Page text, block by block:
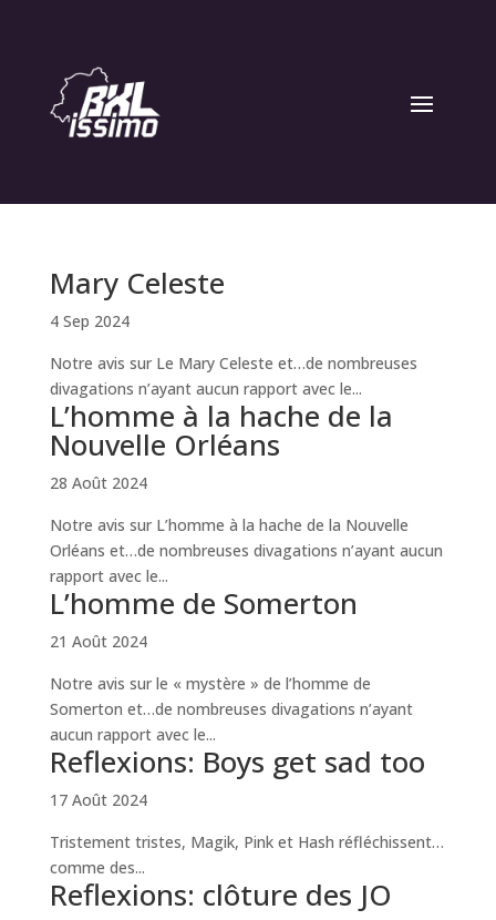
Mary Celeste
4 Sep 2024
Notre avis sur Le Mary Celeste et…de nombreuses
divagations n’ayant aucun rapport avec le...
L’homme à la hache de la
Nouvelle Orléans
28 Août 2024
Notre avis sur L’homme à la hache de la Nouvelle
Orléans et…de nombreuses divagations n’ayant aucun
rapport avec le...
L’homme de Somerton
21 Août 2024
Notre avis sur le « mystère » de l’homme de
Somerton et…de nombreuses divagations n’ayant
aucun rapport avec le...
Reflexions: Boys get sad too
17 Août 2024
Tristement tristes, Magik, Pink et Hash réfléchissent…
comme des...
Reflexions: clôture des JO